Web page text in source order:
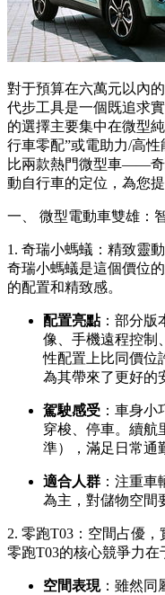
對于預算在六萬元以內
代步工具是一個既追求
的選擇主要集中在微型
行車零配”或電助力/高
比兩款熱門微型車——奇
動自行車的定位，為您
一、 微型電動車雙雄：
1. 奇瑞小螞蟻：精致靈
奇瑞小螞蟻是這個價位
的配置和精致感。
配置亮點：部分版
像、手機遠程控制
性配置上比同價位
為其帶來了更好的
駕駛感受 ：車身
穿梭、停車。續航
準），滿足日常通
適合人群 ：注重
為主，對儲物空間
2. 零跑T03：空間占優，
零跑T03的核心競爭力在
空間表現：雖然同